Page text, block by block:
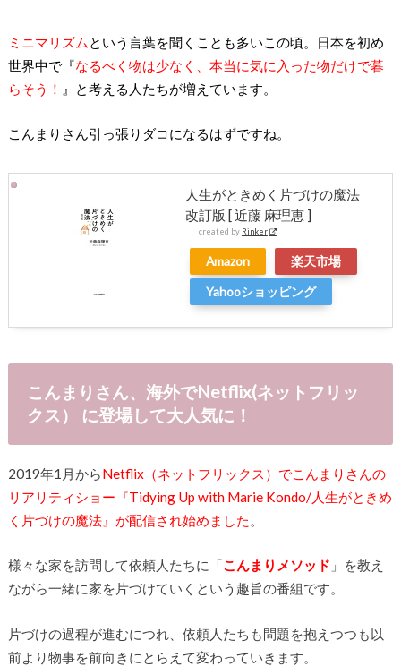
ミニマリズム という言葉を聞くことも多いこの頃。日本を初め
世界中で『なるべく物は少なく、本当に気に入った物だけで暮
らそう！ 』と考える人たちが増えています。
こんまりさん引っ張りダコになるはずですね。
人生がときめく片づけの魔法
改訂版 [ 近藤 麻理恵 ]
created by Rinker
Amazon
楽天市場
Yahooショッピング
こんまりさん、海外でNetflix(ネットフリッ
クス） に登場して大人気に！
2019年1月からNetflix（ネットフリックス）でこんまりさんの
リアリティショー『Tidying Up with Marie Kondo/人生がときめ
く片づけの魔法』が配信され始めました 。
様々な家を訪問して依頼人たちに「こんまりメソッド 」を教え
ながら一緒に家を片づけていくという趣旨の番組です。
片づけの過程が進むにつれ、依頼人たちも問題を抱えつつも以
前より物事を前向きにとらえて変わっていきます。